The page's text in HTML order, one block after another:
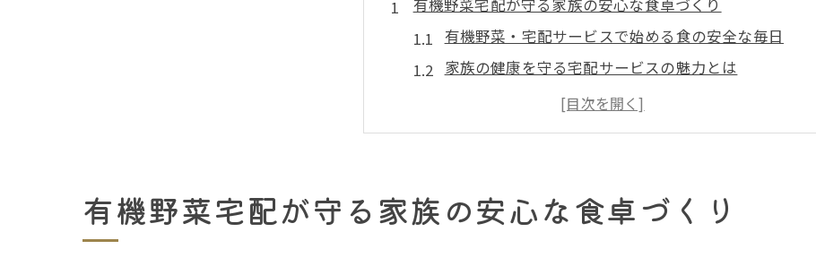
有機野菜宅配が守る家族の安心な食卓づくり
有機野菜・宅配サービスで始める食の安全な毎日
家族の健康を守る宅配サービスの魅力とは
有機野菜宅配が安心な食卓づくりに役立つ理由
堺市で広がる安心の有機野菜宅配の選び方
忙しい子育て世代に選ばれる宅配サービスの魅力
有機野菜・宅配サービスが子育て家庭に喜ばれる理由
有機野菜宅配が守る家族の安心な食卓づくり